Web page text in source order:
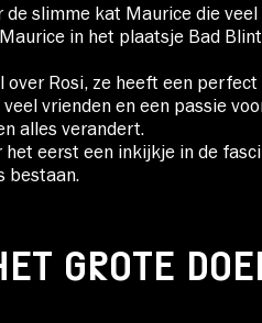
slimme kat Maurice die veel
in het plaatsje Bad
Rosi, ze heeft een perfect
vrienden en een passie
alles verandert.
het eerst een inkijkje in de
bestaan.
GROTE